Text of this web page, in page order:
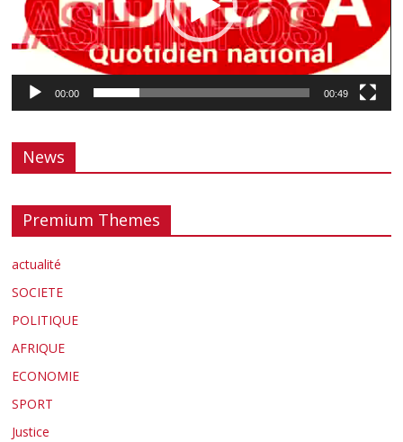
00:00 00:49
News
Premium Themes
actualité
SOCIETE
POLITIQUE
AFRIQUE
ECONOMIE
SPORT
Justice